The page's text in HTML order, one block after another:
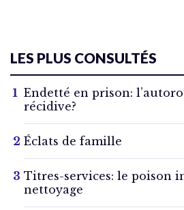
LES PLUS CONSULTÉS
Endetté en prison:
récidive?
Éclats de famille
Titres-services: le poison
nettoyage